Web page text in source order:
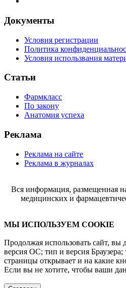
Документы
Условия регистрации
Политика
Условия использвания
Статьи
Фармкласс
По закону
Анатомия успеха
Реклама
Реклама на сайте
Реклама в журналах
Вся информация, размещенная
медицинских и
МЫ ИСПОЛЬЗУЕМ COOKIE
Продолжая использовать сайт, вы
версия ОС; тип и версия Браузера;
страницы открывает и на какие
Если вы не хотите, чтобы ваши